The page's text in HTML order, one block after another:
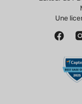
Une